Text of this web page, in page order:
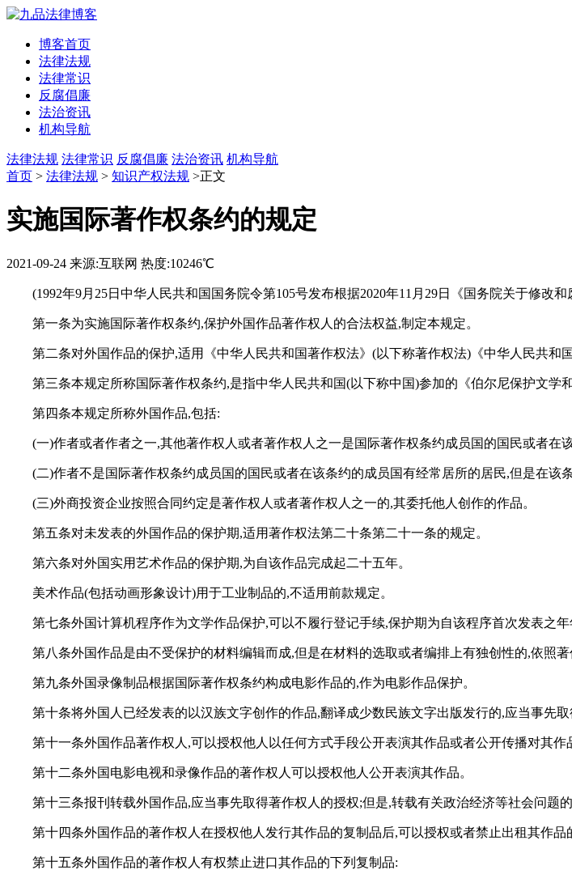
博客首页
法律法规
法律常识
反腐倡廉
法治资讯
机构导航
法律法规 法律常识 反腐倡廉 法治资讯 机构导航
首页 > 法律法规 > 知识产权法规 >正文
实施国际著作权条约的规定
2021-09-24 来源:互联网 热度:10246℃
(1992年9月25日中华人民共和国国务院令第105号发布根据2020年11月29日《国务院关于修改
第一条为实施国际著作权条约,保护外国作品著作权人的合法权益,制定本规定。
第二条对外国作品的保护,适用《中华人民共和国著作权法》(以下称著作权法)《中华人民共和
第三条本规定所称国际著作权条约,是指中华人民共和国(以下称中国)参加的《伯尔尼保护文学
第四条本规定所称外国作品,包括:
(一)作者或者作者之一,其他著作权人或者著作权人之一是国际著作权条约成员国的国民或者在
(二)作者不是国际著作权条约成员国的国民或者在该条约的成员国有经常居所的居民,但是在该
(三)外商投资企业按照合同约定是著作权人或者著作权人之一的,其委托他人创作的作品。
第五条对未发表的外国作品的保护期,适用著作权法第二十条第二十一条的规定。
第六条对外国实用艺术作品的保护期,为自该作品完成起二十五年。
美术作品(包括动画形象设计)用于工业制品的,不适用前款规定。
第七条外国计算机程序作为文学作品保护,可以不履行登记手续,保护期为自该程序首次发表之年
第八条外国作品是由不受保护的材料编辑而成,但是在材料的选取或者编排上有独创性的,依照
第九条外国录像制品根据国际著作权条约构成电影作品的,作为电影作品保护。
第十条将外国人已经发表的以汉族文字创作的作品,翻译成少数民族文字出版发行的,应当事先取
第十一条外国作品著作权人,可以授权他人以任何方式手段公开表演其作品或者公开传播对其作
第十二条外国电影电视和录像作品的著作权人可以授权他人公开表演其作品。
第十三条报刊转载外国作品,应当事先取得著作权人的授权;但是,转载有关政治经济等社会问题的
第十四条外国作品的著作权人在授权他人发行其作品的复制品后,可以授权或者禁止出租其作品
第十五条外国作品的著作权人有权禁止进口其作品的下列复制品: